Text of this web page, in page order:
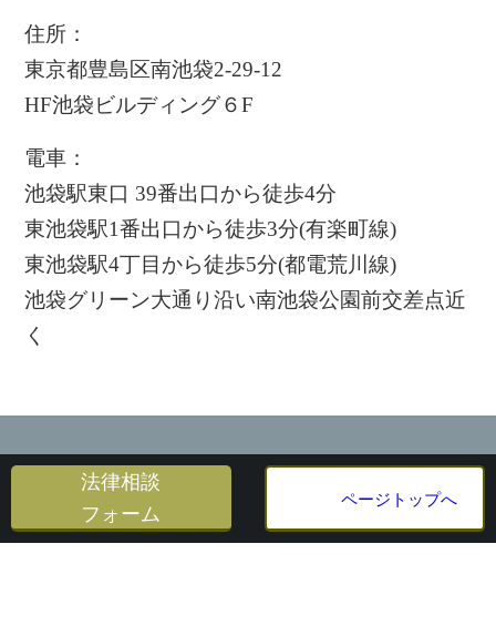
住所：
東京都豊島区南池袋2-29-12
HF池袋ビルディング６F
電車：
池袋駅東口 39番出口から徒歩4分
東池袋駅1番出口から徒歩3分(有楽町線)
東池袋駅4丁目から徒歩5分(都電荒川線)
池袋グリーン大通り沿い南池袋公園前交差点近
く
法律相談
フォーム
ページトップへ